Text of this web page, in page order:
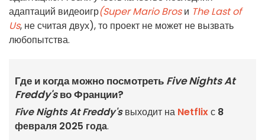
адаптаций видеоигр(Super Mario Brosи The Last of
Us, не считая двух), то проект не может не вызвать
любопытства.
Где и когда можно посмотреть Five Nights At
Freddy'sво Франции?
Five Nights At Freddy'sвыходит на Netflixс 8
февраля 2025 года.